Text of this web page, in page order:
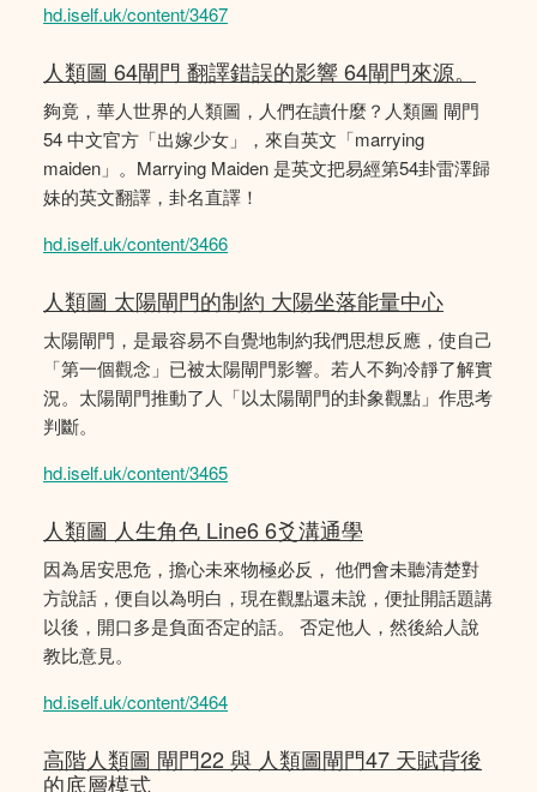
hd.iself.uk/content/3467
人類圖 64閘門 翻譯錯誤的影響 64閘門來源。
夠竟，華人世界的人類圖，人們在讀什麼？人類圖 閘門
54 中文官方「出嫁少女」，來自英文「marrying
maiden」。Marrying Maiden 是英文把易經第54卦雷澤歸
妹的英文翻譯，卦名直譯！
hd.iself.uk/content/3466
人類圖 太陽閘門的制約 大陽坐落能量中心
太陽閘門，是最容易不自覺地制約我們思想反應，使自己
「第一個觀念」已被太陽閘門影響。若人不夠冷靜了解實
況。太陽閘門推動了人「以太陽閘門的卦象觀點」作思考
判斷。
hd.iself.uk/content/3465
人類圖 人生角色 Line6 6爻溝通學
因為居安思危，擔心未來物極必反， 他們會未聽清楚對
方說話，便自以為明白，現在觀點還未說，便扯開話題講
以後，開口多是負面否定的話。 否定他人，然後給人說
教比意見。
hd.iself.uk/content/3464
高階人類圖 閘門22 與 人類圖閘門47 天賦背後
的底層模式